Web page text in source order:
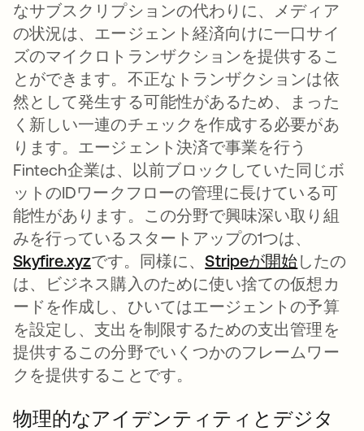
なサブスクリプションの代わりに、メディア
の状況は、エージェント経済向けに一口サイ
ズのマイクロトランザクションを提供するこ
とができます。不正なトランザクションは依
然として発生する可能性があるため、まった
く新しい一連のチェックを作成する必要があ
ります。エージェント決済で事業を行う
Fintech企業は、以前ブロックしていた同じボ
ットのIDワークフローの管理に長けている可
能性があります。この分野で興味深い取り組
みを行っているスタートアップの1つは、
Skyfire.xyz新しいタブで開く
です。同様に、Stripeが開始新しい
したの
は、ビジネス購入のために使い捨ての仮想カ
ードを作成し、ひいてはエージェントの予算
を設定し、支出を制限するための支出管理を
提供するこの分野でいくつかのフレームワー
クを提供することです。
物理的なアイデンティティとデジタ